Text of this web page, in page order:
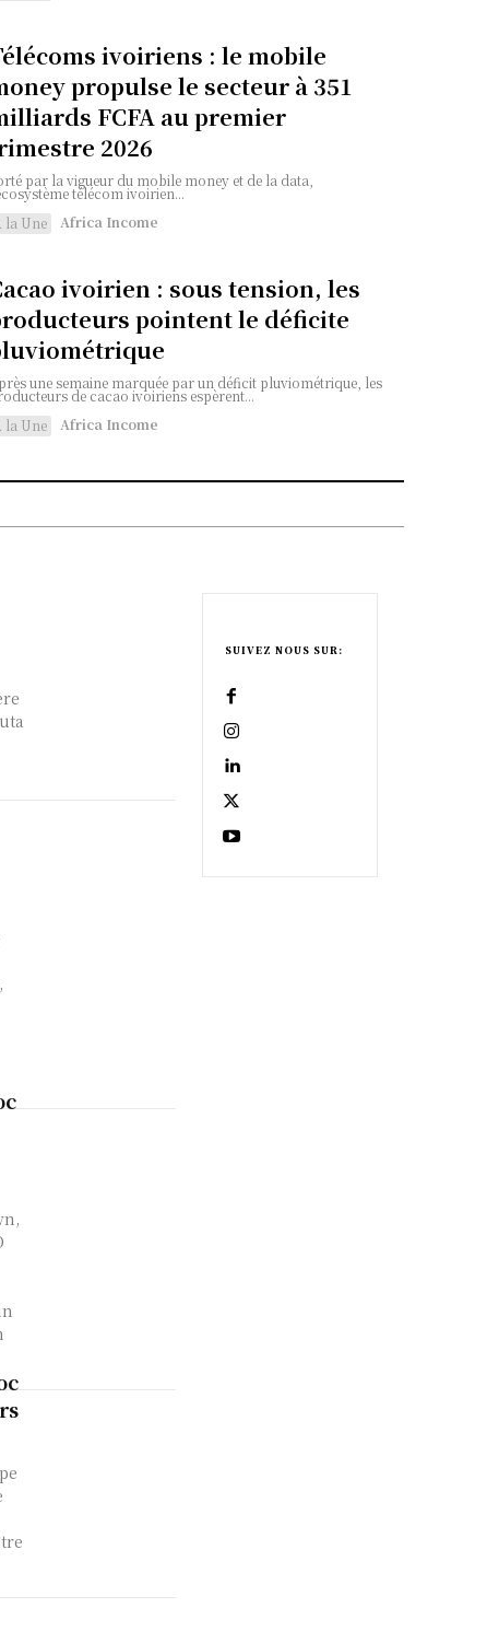
ivoiriens : le mobile
propulse le secteur à 351
FCFA au premier
2026
par la vigueur du mobile money et de la data,
télécom ivoirien...
la Une
Africa Income
ivoirien : sous tension, les
pointent le déficite
une semaine marquée par un déficit pluviométrique, les
de cacao ivoiriens espèrent...
la Une
Africa Income
SUIVEZ NOUS SUR: